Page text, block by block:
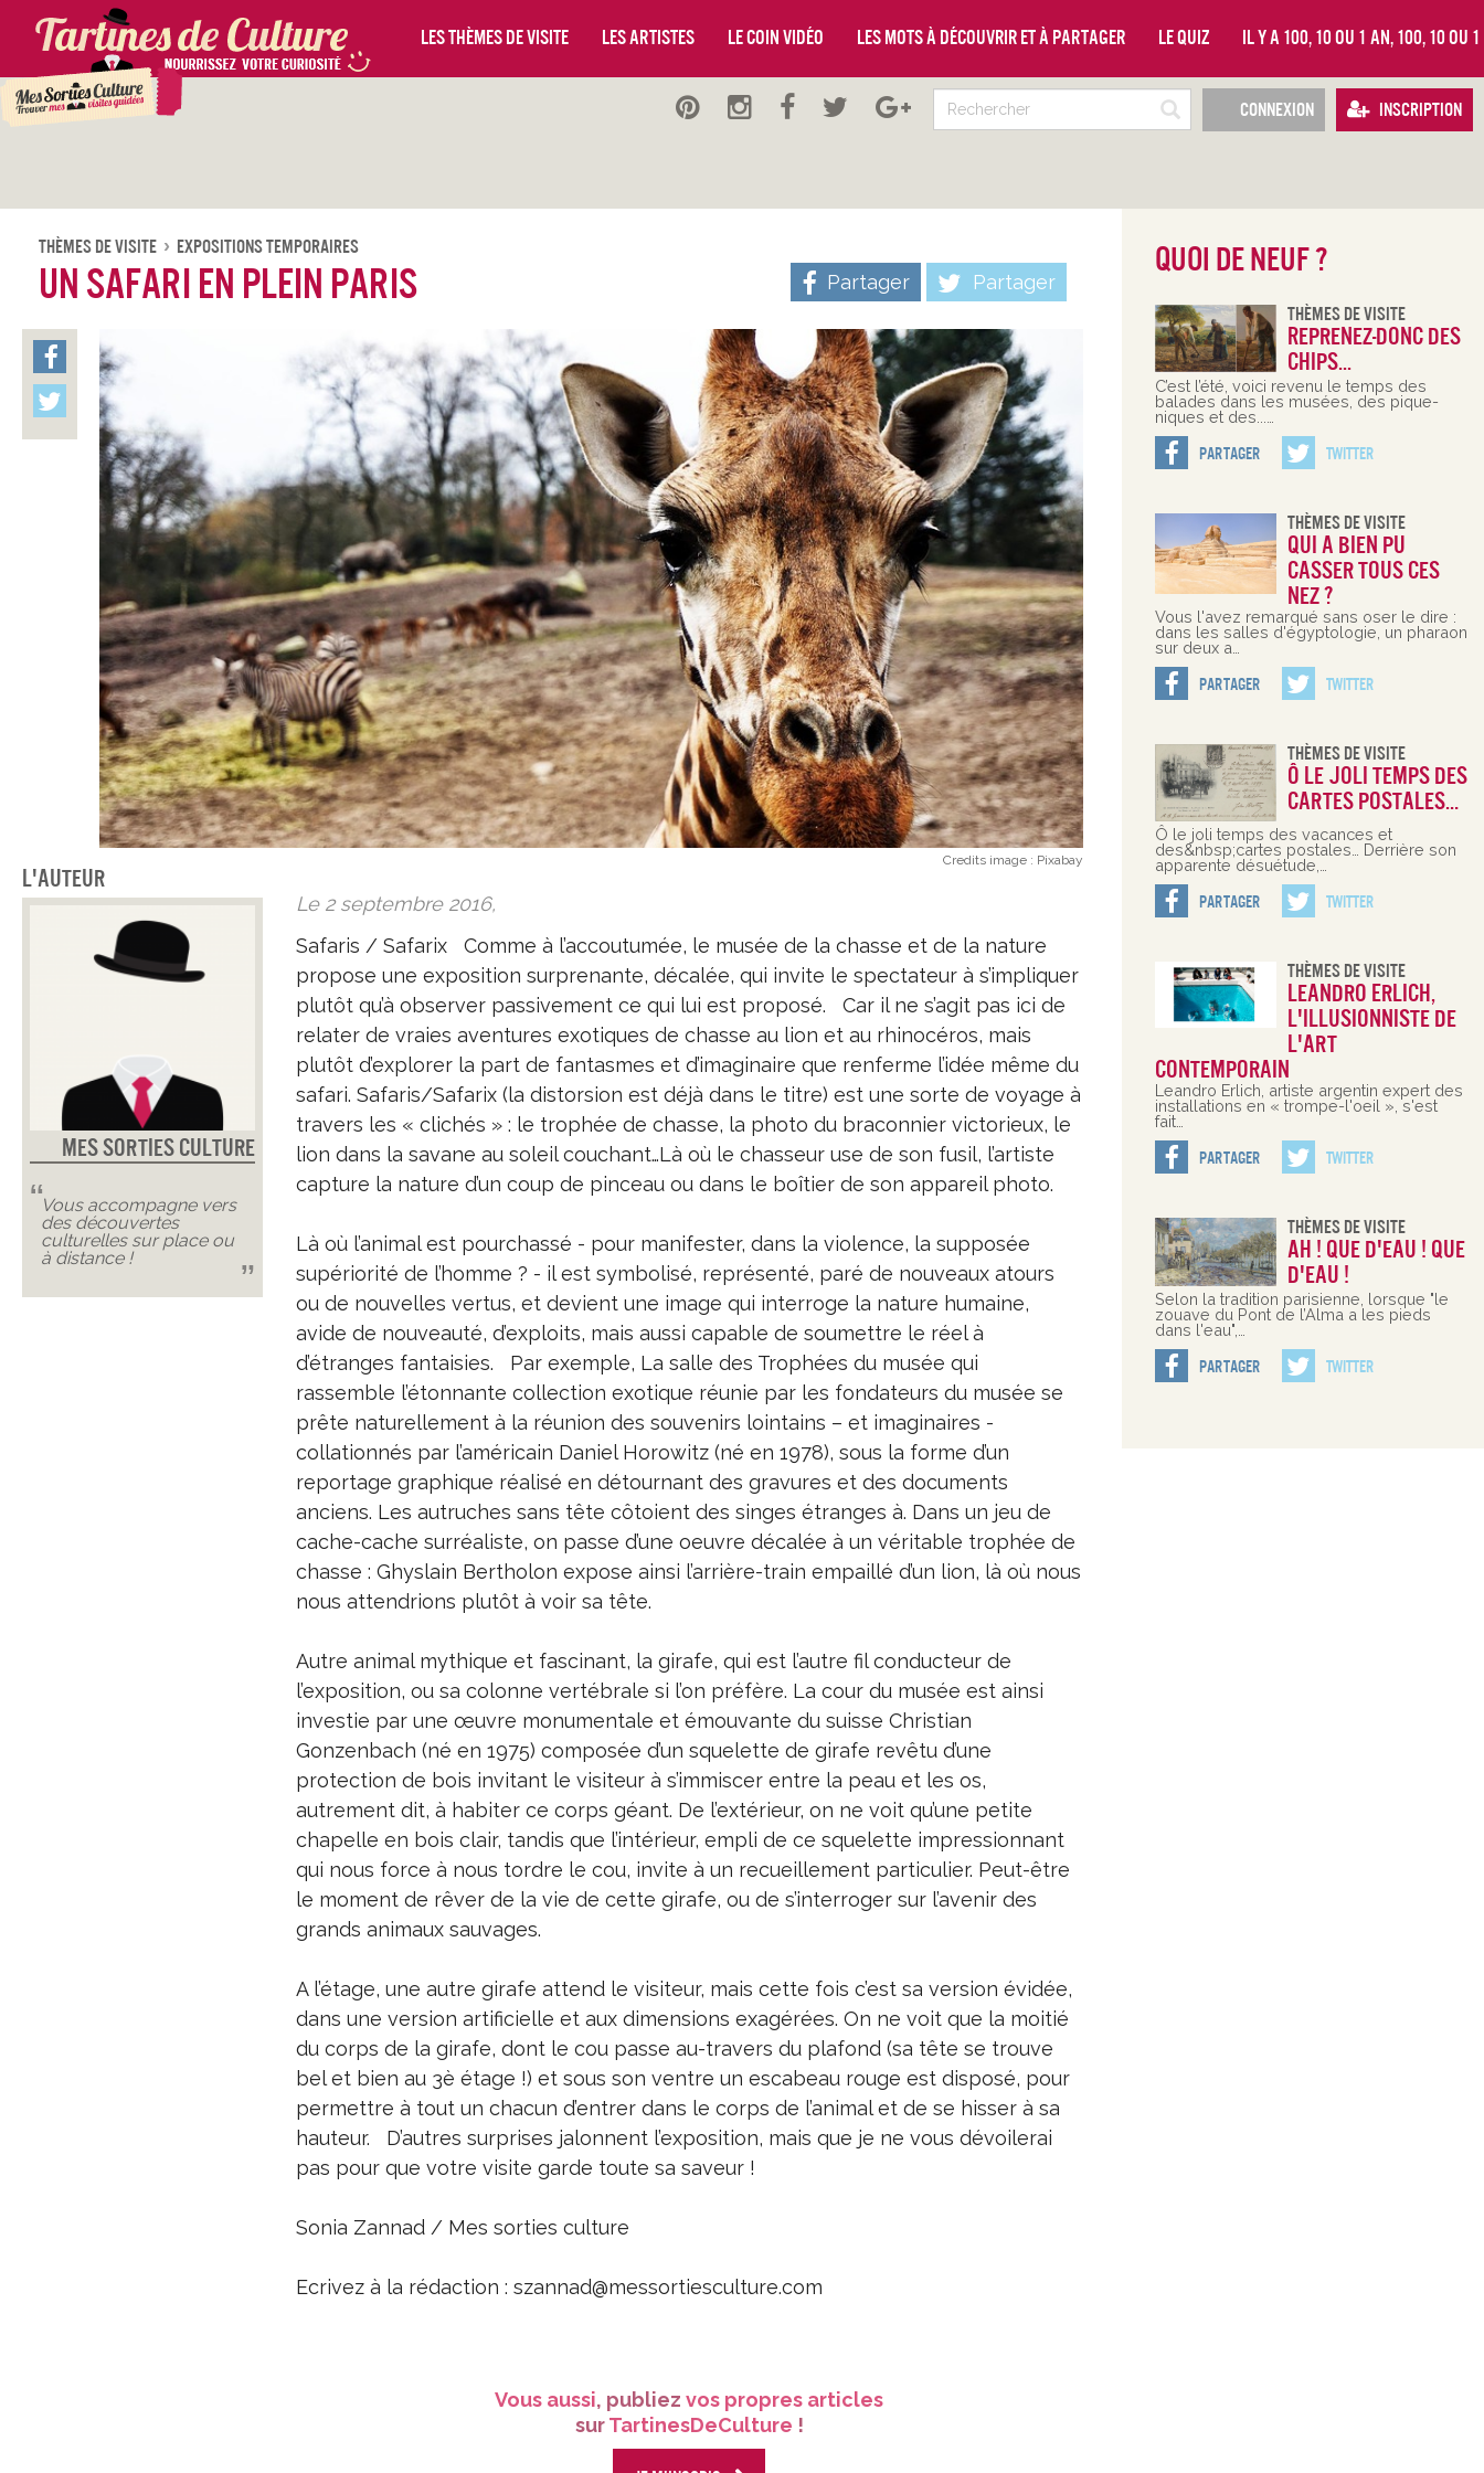
Les thèmes de visite Les artistes Le coin vidéo Les mots à découvrir et à partager Le quiz Il y a 100, 10 ou 1 an, 100, 10 ou
Connexion Inscription
Thèmes De Visite Expositions temporaires
Un safari en plein Paris Partager Partager
Credits image : Pixabay
L'auteur
Mes Sorties Culture
Vous accompagne vers
des découvertes
culturelles sur place ou
à distance !
Le 2 septembre 2016,
Safaris / Safarix Comme à l’accoutumée, le musée de la chasse et de la nature
propose une exposition surprenante, décalée, qui invite le spectateur à s’impliquer
plutôt qu’à observer passivement ce qui lui est proposé. Car il ne s’agit pas ici de
relater de vraies aventures exotiques de chasse au lion et au rhinocéros, mais
plutôt d’explorer la part de fantasmes et d’imaginaire que renferme l’idée même du
safari. Safaris/Safarix (la distorsion est déjà dans le titre) est une sorte de voyage à
travers les « clichés » : le trophée de chasse, la photo du braconnier victorieux, le
lion dans la savane au soleil couchant…Là où le chasseur use de son fusil, l’artiste
capture la nature d’un coup de pinceau ou dans le boîtier de son appareil photo.
Là où l’animal est pourchassé - pour manifester, dans la violence, la supposée
supériorité de l’homme ? - il est symbolisé, représenté, paré de nouveaux atours
ou de nouvelles vertus, et devient une image qui interroge la nature humaine,
avide de nouveauté, d’exploits, mais aussi capable de soumettre le réel à
d’étranges fantaisies. Par exemple, La salle des Trophées du musée qui
rassemble l’étonnante collection exotique réunie par les fondateurs du musée se
prête naturellement à la réunion des souvenirs lointains – et imaginaires -
collationnés par l’américain Daniel Horowitz (né en 1978), sous la forme d’un
reportage graphique réalisé en détournant des gravures et des documents
anciens. Les autruches sans tête côtoient des singes étranges à. Dans un jeu de
cache-cache surréaliste, on passe d’une oeuvre décalée à un véritable trophée de
chasse : Ghyslain Bertholon expose ainsi l’arrière-train empaillé d’un lion, là où nous
nous attendrions plutôt à voir sa tête.
Autre animal mythique et fascinant, la girafe, qui est l’autre fil conducteur de
l’exposition, ou sa colonne vertébrale si l’on préfère. La cour du musée est ainsi
investie par une œuvre monumentale et émouvante du suisse Christian
Gonzenbach (né en 1975) composée d’un squelette de girafe revêtu d’une
protection de bois invitant le visiteur à s’immiscer entre la peau et les os,
autrement dit, à habiter ce corps géant. De l’extérieur, on ne voit qu’une petite
chapelle en bois clair, tandis que l’intérieur, empli de ce squelette impressionnant
qui nous force à nous tordre le cou, invite à un recueillement particulier. Peut-être
le moment de rêver de la vie de cette girafe, ou de s’interroger sur l’avenir des
grands animaux sauvages.
A l’étage, une autre girafe attend le visiteur, mais cette fois c’est sa version évidée,
dans une version artificielle et aux dimensions exagérées. On ne voit que la moitié
du corps de la girafe, dont le cou passe au-travers du plafond (sa tête se trouve
bel et bien au 3è étage !) et sous son ventre un escabeau rouge est disposé, pour
permettre à tout un chacun d’entrer dans le corps de l’animal et de se hisser à sa
hauteur. D’autres surprises jalonnent l’exposition, mais que je ne vous dévoilerai
pas pour que votre visite garde toute sa saveur !
Sonia Zannad / Mes sorties culture
Ecrivez à la rédaction : szannad@messortiesculture.com
Vous aussi, publiezvos propres articles
surTartinesDeCulture !
Quoi de neuf ?
Thèmes De Visite
Reprenez-donc des
chips...
C’est l’été, voici revenu le temps des
balades dans les musées, des pique-
niques et des...…
Partager Twitter
Thèmes De Visite
Qui a bien pu
casser tous ces
nez ?
Vous l'avez remarqué sans oser le dire :
dans les salles d'égyptologie, un pharaon
sur deux a…
Partager Twitter
Thèmes De Visite
Ô le joli temps des
cartes postales…
Ô le joli temps des vacances et
des&nbsp;cartes postales… Derrière son
apparente désuétude,…
Partager Twitter
Thèmes De Visite
Leandro Erlich,
l'illusionniste de
l'art
contemporain
Leandro Erlich, artiste argentin expert des
installations en « trompe-l'oeil », s'est
fait…
Partager Twitter
Thèmes De Visite
Ah ! Que d'eau ! Que
d'eau !
Selon la tradition parisienne, lorsque "le
zouave du Pont de l’Alma a les pieds
dans l'eau",…
Partager Twitter